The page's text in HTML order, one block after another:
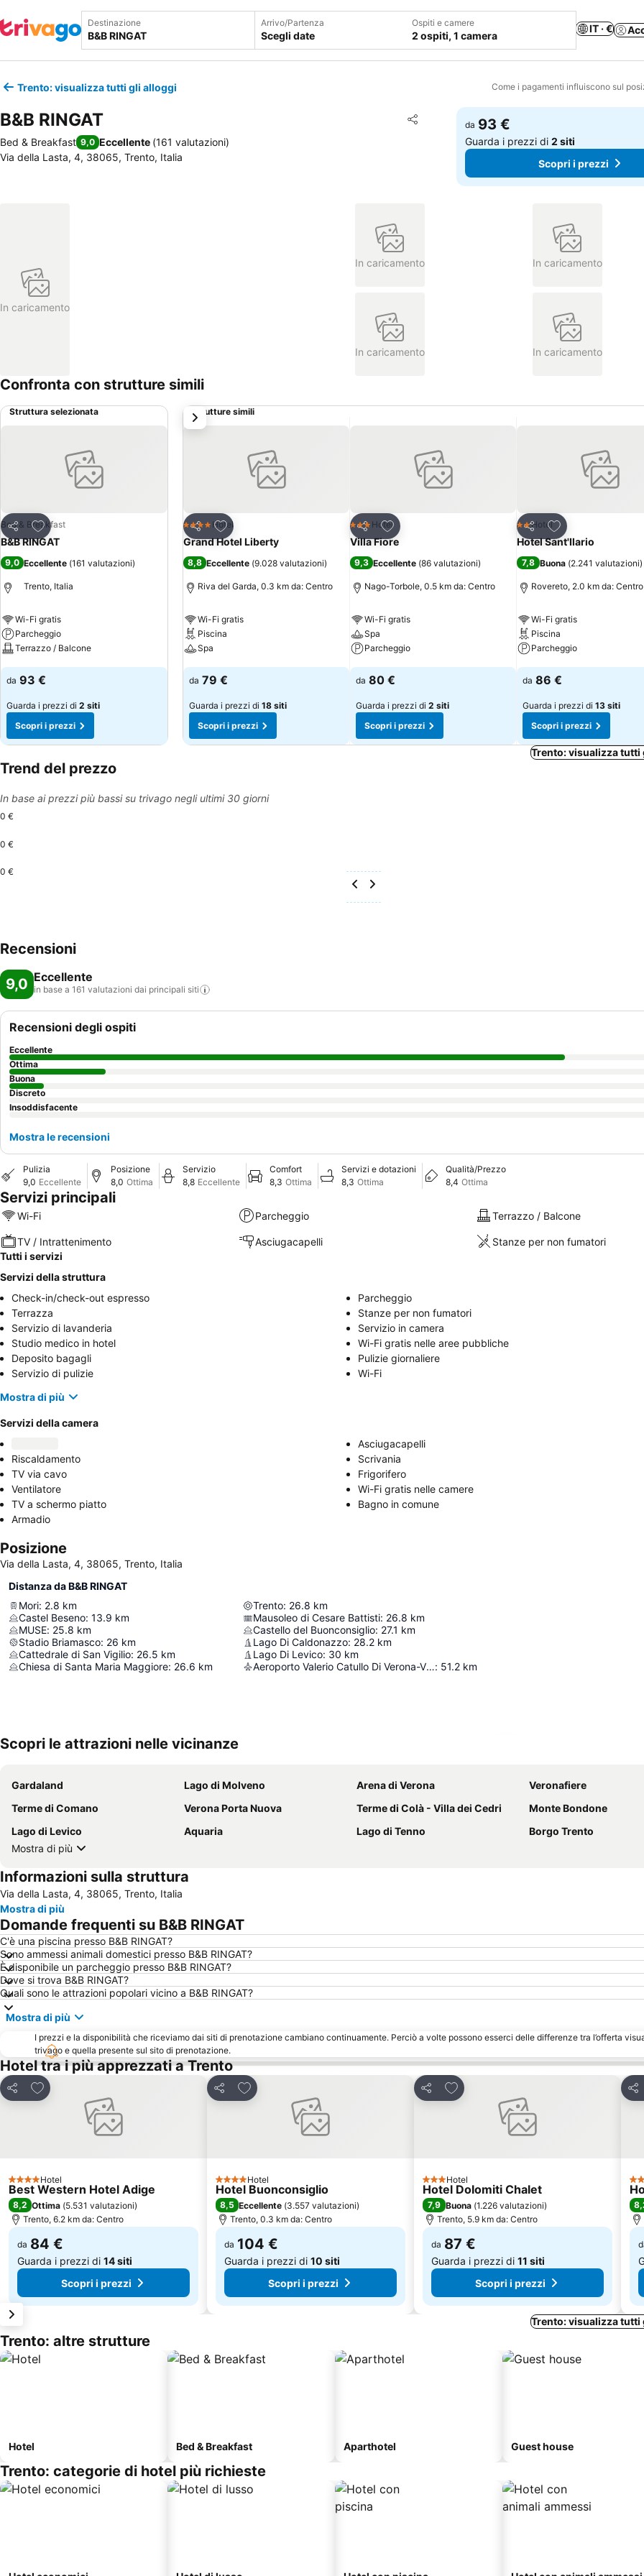
Destinazione Arrivo/Partenza
Scegli date
Ospiti e camere
2 ospiti, 1 camera
IT · €
Trento: visualizza tutti gli alloggi Come i pagamenti influiscono sul
B&B RINGAT Condividi
Aggiungi ai preferiti
Bed & Breakfast 9,0 Eccellente (161 valutazioni)
Via della Lasta, 4, 38065, Trento, Italia
da 93 €
Guarda i prezzi di2 siti
Scopri i prezzi
In caricamento
In caricamento In caricamento
In caricamento In caricamento
Confronta con strutture simili
Struttura selezionata
Condividi
Aggiungi ai preferiti
Bed & Breakfast
B&B RINGAT
9,0 Eccellente (161 valutazioni)
Trento, Italia
Wi-Fi gratis
Parcheggio
Terrazzo / Balcone
Scopri i prezzi
da 93 €
Guarda i prezzi di 2 siti
Scopri i prezzi
Strutture simili
Condividi
Aggiungi ai preferiti
4 StelleHotel
Grand Hotel Liberty
8,8 Eccellente (9.028 valutazioni)
Riva del Garda, 0.3 km da: Centro
Wi-Fi gratis
Piscina
Spa
Scopri i prezzi
da 79 €
Guarda i prezzi di 18 siti
Scopri i prezzi
Condividi
Aggiungi ai preferiti
3 StelleHotel
Villa Fiore
9,3 Eccellente (86 valutazioni)
Nago-Torbole, 0.5 km da: Centro
Wi-Fi gratis
Spa
Parcheggio
Scopri i prezzi
da 80 €
Guarda i prezzi di 2 siti
Scopri i prezzi
Condividi
Aggiungi ai
2 Stelle
Hotel
Hotel Sant'Ilario
7,8 Buona (2.241 valutazioni)
Rovereto, 2.0 km da: Centro
Wi-Fi gratis
Piscina
Parcheggio
Scopri i prezzi
da 86 €
Guarda i prezzi di 13 siti
Scopri i prezzi
successivo
Trento: visualizza tutti
Trend del prezzo
In base ai prezzi più bassi su trivago negli ultimi 30 giorni
0 €
0 €
0 €
Recensioni
9,0 Eccellente
in base a 161 valutazioni dai principali siti
Recensioni degli ospiti
Eccellente
Ottima
Buona
Discreto
Insoddisfacente
Mostra le recensioni
Pulizia
9,0 Eccellente
Posizione
8,0 Ottima
Servizio
8,8 Eccellente
Comfort
8,3 Ottima
Servizi e dotazioni
8,3 Ottima
Qualità/Prezzo
8,4 Ottima
Servizi principali
Wi-Fi Parcheggio Terrazzo / Balcone
TV / Intrattenimento Asciugacapelli
Stanze per non fumatori
Tutti i servizi
Servizi della struttura
Check-in/check-out espresso
Parcheggio
Terrazza
Stanze per non fumatori
Servizio di lavanderia
Servizio in camera
Studio medico in hotel
Wi-Fi gratis nelle aree pubbliche
Deposito bagagli
Pulizie giornaliere
Servizio di pulizie
Wi-Fi
Mostra di più
Servizi della camera
Asciugacapelli
Riscaldamento
Scrivania
TV via cavo
Frigorifero
Ventilatore
Wi-Fi gratis nelle camere
TV a schermo piatto
Bagno in comune
Armadio
Posizione
Via della Lasta, 4, 38065, Trento, Italia
Distanza da B&B RINGAT
Mori: 2.8 km
Castel Beseno: 13.9 km
MUSE: 25.8 km
Stadio Briamasco: 26 km
Cattedrale di San Vigilio: 26.5 km
Chiesa di Santa Maria Maggiore: 26.6 km
Trento: 26.8 km
Mausoleo di Cesare Battisti: 26.8 km
Castello del Buonconsiglio: 27.1 km
Lago Di Caldonazzo: 28.2 km
Lago Di Levico: 30 km
Aeroporto Valerio Catullo Di Verona-Villafranca: 51.2 km
Scopri le attrazioni nelle vicinanze
Gardaland Lago di Molveno Arena di Verona
Veronafiere
Terme di Comano
Verona Porta Nuova Terme di Colà - Villa dei Cedri
Monte Bondone
Lago di Levico
Aquaria Lago di Tenno
Borgo Trento
Mostra di più
Informazioni sulla struttura
Via della Lasta, 4, 38065, Trento, Italia
Mostra di più
Domande frequenti su B&B RINGAT
C'è una piscina presso B&B RINGAT?
Sono ammessi animali domestici presso B&B RINGAT?
È disponibile un parcheggio presso B&B RINGAT?
Dove si trova B&B RINGAT?
Quali sono le attrazioni popolari vicino a B&B RINGAT?
Mostra di più
I prezzi e la disponibilità che riceviamo dai siti di prenotazione cambiano continuamente. Perciò a volte possono esserci delle differenze tra l’offerta
trivago e quella presente sul sito di prenotazione.
Hotel tra i più apprezzati a Trento
Condividi
Aggiungi ai preferiti
4 StelleHotel
Best Western Hotel Adige
8,2 Ottima (5.531 valutazioni)
Trento, 6.2 km da: Centro
da 84 €
Guarda i prezzi di 14 siti
Scopri i prezzi
Condividi
Aggiungi ai preferiti
4 StelleHotel
Hotel Buonconsiglio
8,5 Eccellente (3.557 valutazioni)
Trento, 0.3 km da: Centro
da 104 €
Guarda i prezzi di 10 siti
Scopri i prezzi
Condividi
Aggiungi ai preferiti
3 StelleHotel
Hotel Dolomiti Chalet
7,9 Buona (1.226 valutazioni)
Trento, 5.9 km da: Centro
da 87 €
Guarda i prezzi di 11 siti
Scopri i prezzi
3
Trento: visualizza tutti
Trento: altre strutture
Hotel Bed & Breakfast Aparthotel Guest house
Trento: categorie di hotel più richieste